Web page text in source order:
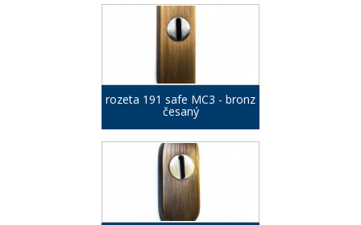
rozeta 191 safe MC3 - bronz
česaný